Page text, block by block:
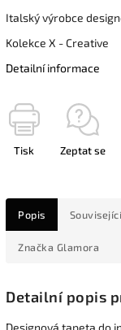
Italský výrobce
Kolekce X - Creative
Detailní informace
Tisk Zeptat se
Popis
Značka Glamora
Detailní popis